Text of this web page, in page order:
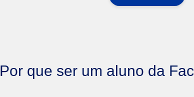
Por que ser um aluno da